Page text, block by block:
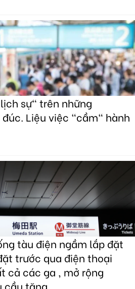
sự" trên những
Liệu việc "cầm" hành
tàu điện ngầm lắp đặt
trước qua điện thoại
cả các ga , mở rộng
tăng.